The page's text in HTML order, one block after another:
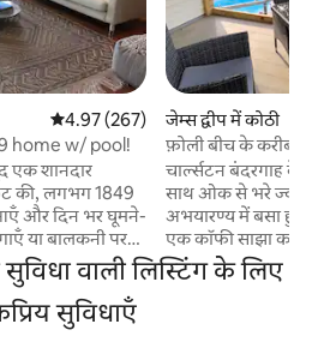
औसत रेटिंग 5 में से 4.97, 267 समीक्षाएँ
4.97 (267)
home w/ pool!
एक शानदार
की, लगभग 1849
आएँ और दिन भर घूमने-
या बालकनी पर
लें। दरवाज़े से
और इस शहर
करें। 1 -2 वाहनों
सुविधा दी गई है, जो
जेम्स द्वीप में कोठी
फ़ोली बीच के करीब
कोठी
चार्ल्सटन बंदरगाह के
साथ ओक से भरे
अभयारण्य में बसा हुआ,
एक कॉफी साझा करें
सुबह का सूर्योदय
फ़ोली बीच से मिनट की
वाली लिस्टिंग के लिए
सुविधाएँ